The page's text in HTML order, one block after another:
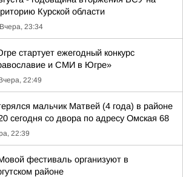
Курской области
Вчера, 23:34
стартует ежегодный конкурс
и СМИ в Югре»
22:49
мальчик Матвей (4 года) в районе
сегодня со двора по адресу Омская 68
22:39
фестиваль организуют в
районе